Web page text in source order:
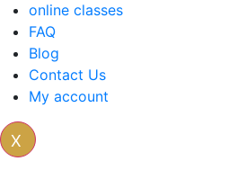
online classes
FAQ
Blog
Contact Us
My account
X